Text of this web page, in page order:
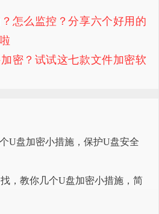
怎么监控？分享六个好用的
密？试试这七款文件加密软
U盘加密小措施，保护U盘安全
，教你几个U盘加密小措施，简